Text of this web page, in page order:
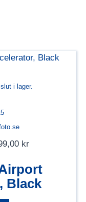
i lager.
kr
Black